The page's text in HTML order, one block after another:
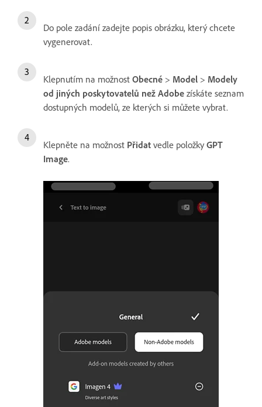
Do pole zadání zadejte popis obrázku, který chcete
vygenerovat.
Klepnutím na možnost Obecné > Model > Modely
od jiných poskytovatelů než Adobe získáte seznam
dostupných modelů, ze kterých si můžete vybrat.
Klepněte na možnost Přidat vedle položky GPT
Image.